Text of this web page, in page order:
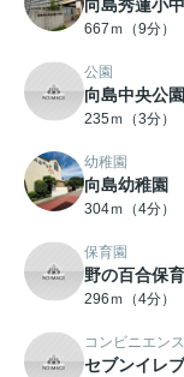
向島秀蓮小
667ｍ（9分）
公園
向島中央公園
235ｍ（3分）
幼稚園
向島幼稚園
304ｍ（4分）
保育園
野の百合保
296ｍ（4分）
コンビニエン
セブンイレ